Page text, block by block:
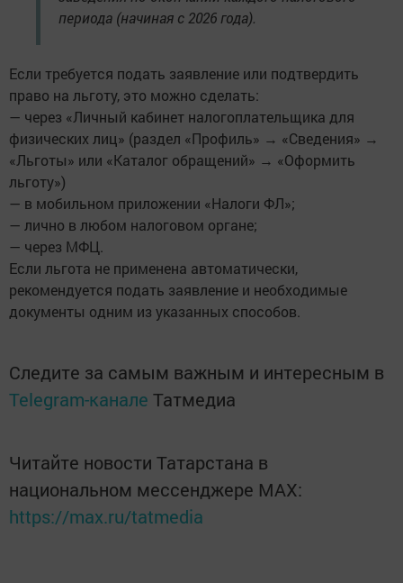
периода (начиная с 2026 года).
Если требуется подать заявление или подтвердить
право на льготу, это можно сделать:
— через «Личный кабинет налогоплательщика для
физических лиц» (раздел «Профиль» → «Сведения» →
«Льготы» или «Каталог обращений» → «Оформить
льготу»)
— в мобильном приложении «Налоги ФЛ»;
— лично в любом налоговом органе;
— через МФЦ.
Если льгота не применена автоматически,
рекомендуется подать заявление и необходимые
документы одним из указанных способов.
Следите за самым важным и интересным в
Telegram-канале Татмедиа
Читайте новости Татарстана в
национальном мессенджере MАХ:
https://max.ru/tatmedia